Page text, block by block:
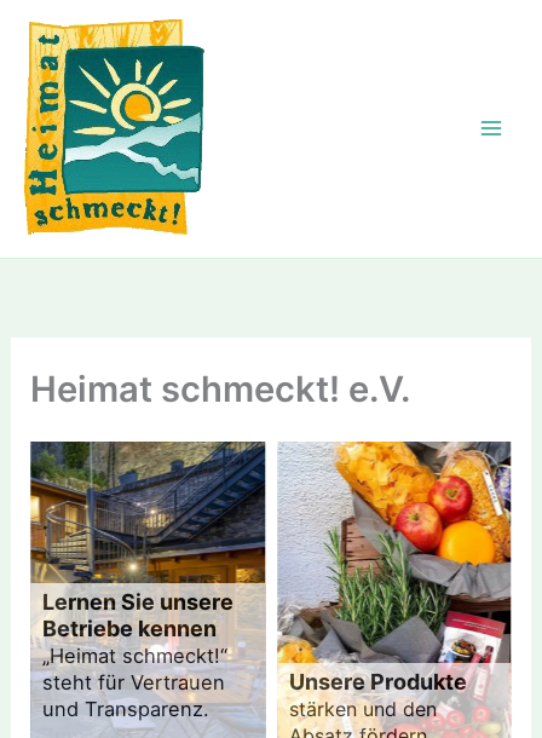
Inhalt
springen
Heimat schmeckt! e.V.
Lernen Sie unsere
Betriebe kennen
„Heimat schmeckt!“
steht für Vertrauen
und Transparenz.
Unsere Produkte
stärken und den